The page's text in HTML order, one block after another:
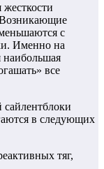
Возникающие
с
Именно на
наибольшая
все
в следующих
тяг,